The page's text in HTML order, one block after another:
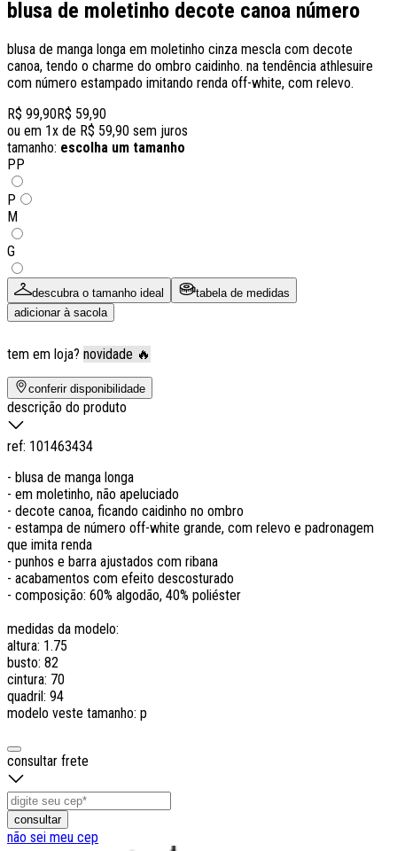
blusa de moletinho decote canoa número
blusa de manga longa em moletinho cinza mescla com decote
canoa, tendo o charme do ombro caidinho. na tendência athlesuire
com número estampado imitando renda off-white, com relevo.
R$ 99,90R$ 59,90
ou em 1x de R$ 59,90 sem juros
tamanho: escolha um tamanho
PP
P
M
G
descubra o tamanho ideal
tabela de medidas
adicionar à sacola
tem em loja? novidade 🔥
conferir disponibilidade
descrição do produto
ref: 101463434
- blusa de manga longa
- em moletinho, não apeluciado
- decote canoa, ficando caidinho no ombro
- estampa de número off-white grande, com relevo e padronagem
que imita renda
- punhos e barra ajustados com ribana
- acabamentos com efeito descosturado
- composição: 60% algodão, 40% poliéster
medidas da modelo:
altura: 1.75
busto: 82
cintura: 70
quadril: 94
modelo veste tamanho: p
consultar frete
consultar
não sei meu cep